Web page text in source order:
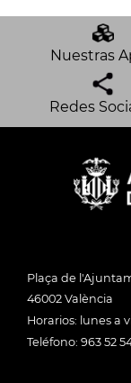
Nuestras
Redes
Plaça de
46002 València
Horarios: lunes a
Teléfono: 963 52